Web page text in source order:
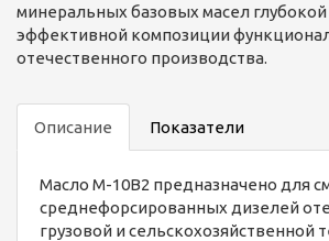
минеральных базовых масел глубокой
эффективной композиции
отечественного производства.
Описание Показатели
Масло М-10В2 предназначено для
среднефорсированных дизелей
грузовой и сельскохозяйственной